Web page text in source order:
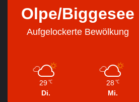
Olpe/Biggesee
Aufgelockerte Bewölkung
29 ℃
Di.
28 ℃
Mi.